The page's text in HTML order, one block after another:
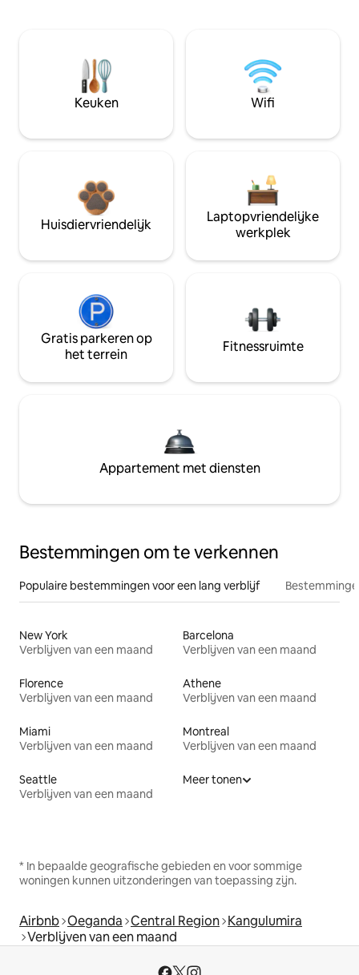
Keuken Wifi
Huisdiervriendelijk
Laptopvriendelijke
werkplek
Gratis parkeren op
het terrein
Fitnessruimte
Appartement met diensten
Bestemmingen om te verkennen
Populaire bestemmingen voor een lang verblijf
New York
Verblijven van een maand
Barcelona
Verblijven van een maand
Florence
Verblijven van een maand
Athene
Verblijven van een maand
Miami
Verblijven van een maand
Montreal
Verblijven van een maand
Seattle
Verblijven van een maand
Meer tonen
* In bepaalde geografische gebieden en voor sommige
woningen kunnen uitzonderingen van toepassing zijn.
Airbnb Oeganda Central Region Kangulumira
Verblijven van een maand